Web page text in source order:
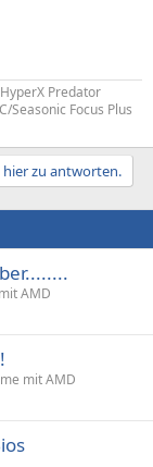
Predator
Seasonic Focus Plus
zu antworten.
AMD
mit AMD